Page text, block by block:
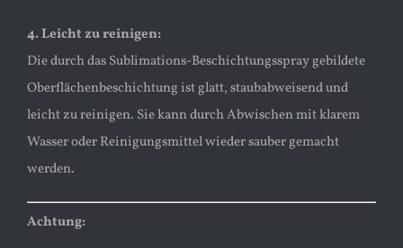
4. Leicht zu reinigen:
Die durch das Sublimations-Beschichtungsspray gebildete
Oberflächenbeschichtung ist glatt, staubabweisend und
leicht zu reinigen. Sie kann durch Abwischen mit klarem
Wasser oder Reinigungsmittel wieder sauber gemacht
werden.
Achtung: